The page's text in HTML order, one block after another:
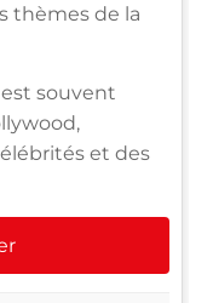
thèmes de la
souvent
et des